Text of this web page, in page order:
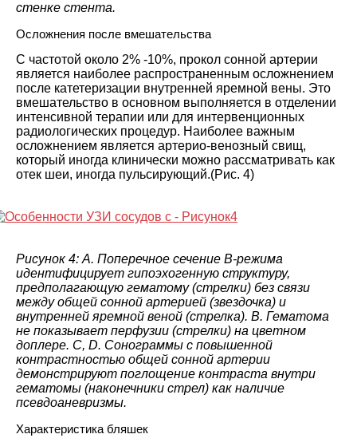
стенке стента.
Осложнения после вмешательства
С частотой около 2% -10%, прокол сонной артерии
является наиболее распространенным осложнением
после катетеризации внутренней яремной вены. Это
вмешательство в основном выполняется в отделении
интенсивной терапии или для интервенционных
радиологических процедур. Наиболее важным
осложнением является артерио-венозный свищ,
который иногда клинически можно рассматривать как
отек шеи, иногда пульсирующий.(Рис. 4)
Рисунок 4: A. Поперечное сечение B-режима
идентифицирует гипоэхогенную структуру,
предполагающую гематому (стрелки) без связи
между общей сонной артерией (звездочка) и
внутренней яремной веной (стрелка). B. Гематома
не показывает перфузии (стрелки) на цветном
доплере. C, D. Сонограммы с повышенной
контрастностью общей сонной артерии
демонстрируют поглощение контраста внутри
гематомы (наконечники стрел) как наличие
псевдоаневризмы.
Характеристика бляшек